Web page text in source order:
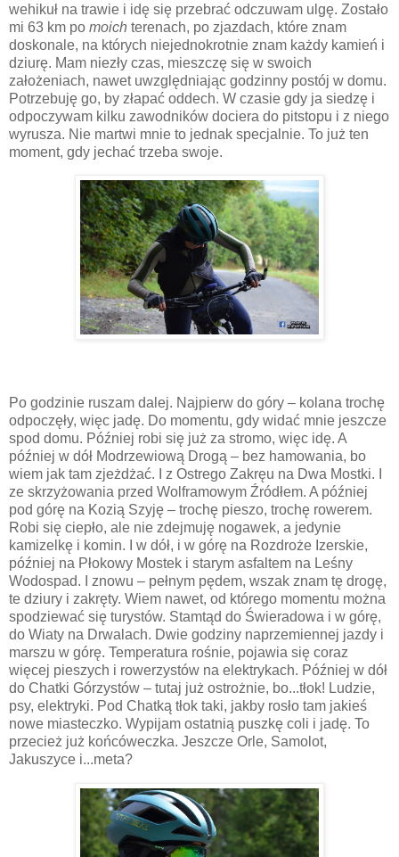
wehikuł na trawie i idę się przebrać odczuwam ulgę. Zostało
mi 63 km po moich terenach, po zjazdach, które znam
doskonale, na których niejednokrotnie znam każdy kamień i
dziurę. Mam niezły czas, mieszczę się w swoich
założeniach, nawet uwzględniając godzinny postój w domu.
Potrzebuję go, by złapać oddech. W czasie gdy ja siedzę i
odpoczywam kilku zawodników dociera do pitstopu i z niego
wyrusza. Nie martwi mnie to jednak specjalnie. To już ten
moment, gdy jechać trzeba swoje.
Po godzinie ruszam dalej. Najpierw do góry – kolana trochę
odpoczęły, więc jadę. Do momentu, gdy widać mnie jeszcze
spod domu. Później robi się już za stromo, więc idę. A
później w dół Modrzewiową Drogą – bez hamowania, bo
wiem jak tam zjeżdżać. I z Ostrego Zakręu na Dwa Mostki. I
ze skrzyżowania przed Wolframowym Źródłem. A później
pod górę na Kozią Szyję – trochę pieszo, trochę rowerem.
Robi się ciepło, ale nie zdejmuję nogawek, a jedynie
kamizelkę i komin. I w dół, i w górę na Rozdroże Izerskie,
później na Płokowy Mostek i starym asfaltem na Leśny
Wodospad. I znowu – pełnym pędem, wszak znam tę drogę,
te dziury i zakręty. Wiem nawet, od którego momentu można
spodziewać się turystów. Stamtąd do Świeradowa i w górę,
do Wiaty na Drwalach. Dwie godziny naprzemiennej jazdy i
marszu w górę. Temperatura rośnie, pojawia się coraz
więcej pieszych i rowerzystów na elektrykach. Później w dół
do Chatki Górzystów – tutaj już ostrożnie, bo...tłok! Ludzie,
psy, elektryki. Pod Chatką tłok taki, jakby rosło tam jakieś
nowe miasteczko. Wypijam ostatnią puszkę coli i jadę. To
przecież już końcóweczka. Jeszcze Orle, Samolot,
Jakuszyce i...meta?